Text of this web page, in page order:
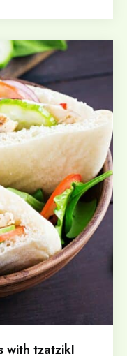
with tzatzikI